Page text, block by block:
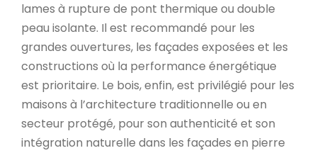
lames à rupture de pont thermique ou double
peau isolante. Il est recommandé pour les
grandes ouvertures, les façades exposées et les
constructions où la performance énergétique
est prioritaire. Le bois, enfin, est privilégié pour les
maisons à l’architecture traditionnelle ou en
secteur protégé, pour son authenticité et son
intégration naturelle dans les façades en pierre